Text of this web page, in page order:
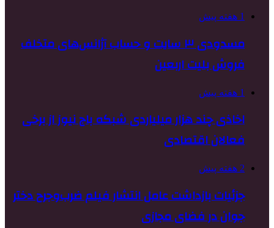
1 هفته پیش
مسدودی ۳ سایت و حساب آژانس‌های متخلف
فروش بلیت اربعین
1 هفته پیش
اخاذی چند هزار میلیاردی شبکه باج نیوز از برخی
فعالان اقتصادی
2 هفته پیش
جزئیات بازداشت عامل انتشار فیلم ضرب‌وجرح دختر
جوان در فضای مجازی